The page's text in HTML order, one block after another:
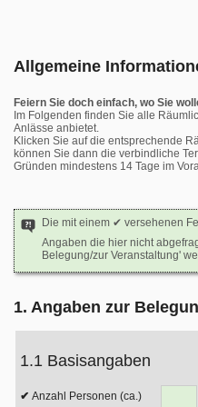
Allgemeine
Feiern Sie doch einfach, wo Sie
Im Folgenden finden Sie alle
Anlässe anbietet.
Klicken Sie auf die entsprechende
können Sie dann die verbindliche
Gründen mindestens 14 Tage im
Die mit einem ✔ versehenen
Angaben die hier nicht
Belegung/zur Veranstaltung'
1. Angaben zur
1.1 Basisangaben
Anzahl Personen (ca.)